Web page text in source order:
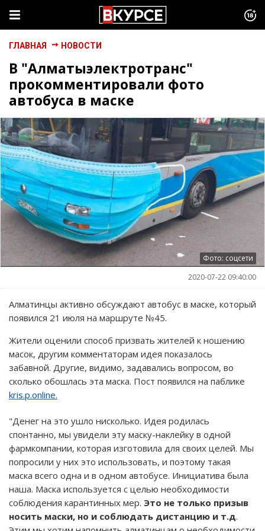
ГЛАВНАЯ НОВОСТИ
В "Алматыэлектротранс"
прокомментировали фото
автобуса в маске
Фото: соцсети
2020-07-22 09:40:00
Алматинцы активно обсуждают автобус в маске, который
появился 21 июля на маршруте №45.
Жители оценили способ призвать жителей к ношению
масок, другим комментаторам идея показалось
забавной. Другие, видимо, задавались вопросом, во
сколько обошлась эта маска. Пост появился на паблике
kris.p.online.
"Денег на это ушло нисколько. Идея родилась
спонтанно, мы увидели эту маску-наклейку в одной
фармкомпании, которая изготовила для своих целей. Мы
попросили у них это использовать, и поэтому такая
маска всего одна и в одном автобусе. Инициатива была
наша. Маска используется с целью необходимости
соблюдения карантинных мер. Это не только призыв
носить маски, но и соблюдать дистанцию и т.д.